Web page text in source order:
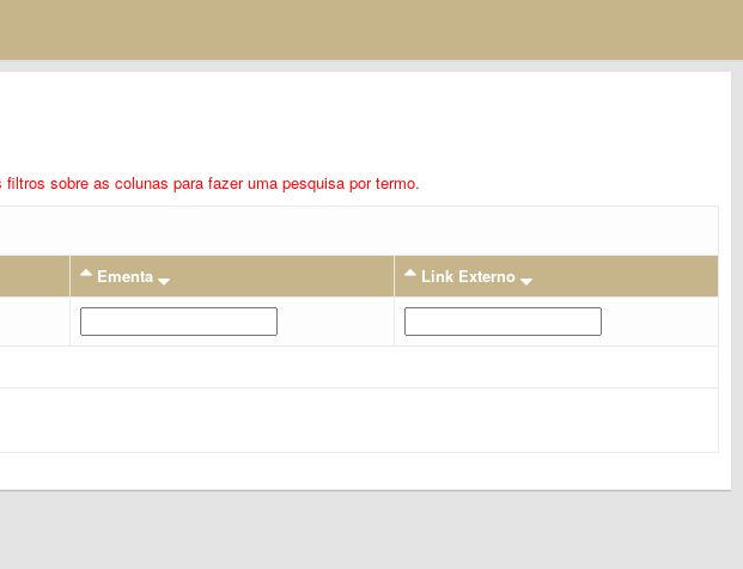
sobre as colunas para fazer uma pesquisa por termo.
Ementa Link Externo